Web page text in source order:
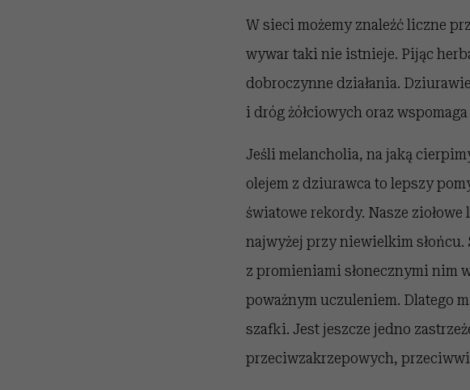
W sieci możemy znaleźć liczne
wywar taki nie istnieje. Pijąc
dobroczynne działania.
i dróg żółciowych oraz
Jeśli melancholia, na jaką
olejem z dziurawca to lepszy
światowe rekordy. Nasze
najwyżej przy niewielkim
z promieniami słonecznymi nim
poważnym uczuleniem. Dlatego
szafki. Jest jeszcze jedno
przeciwzakrzepowych,